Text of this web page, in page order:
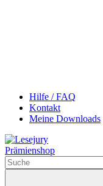
Hilfe / FAQ
Kontakt
Meine Downloads
Prämienshop